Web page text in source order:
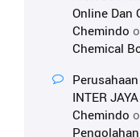
Online Dan
Chemindo
Chemical
INTER
Chemindo